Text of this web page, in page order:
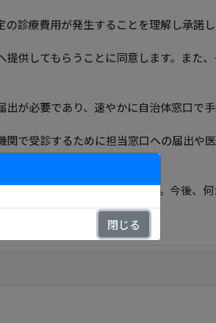
診療費用が発生することを理解し承諾し
供してもらうことに同意します。また
が必要であり、速やかに自治体窓口で
で受診するために担当窓口への届出や
質問もなく納得しております。今後、
閉じる